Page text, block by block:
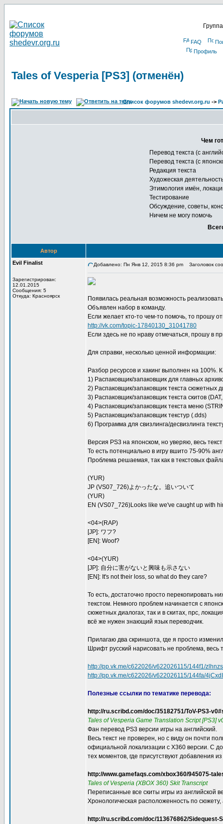
FAQ
Профиль
Tales of Vesperia [PS3] (отменён)
Список форумов shedevr.org.ru ->
Чем
Перевод текста (с
Перевод текста (с
Редакция текста
Художеская
Этимология имён,
Тестирование
Обсуждение, советы,
Ничем не могу помочь
Автор
Evil Finalist
Зарегистрирован:
12.01.2015
Сообщения: 5
Откуда: Красноярск
Добавлено: Пн Янв 12, 2015 8:36 pm Заголовок
Появилась реальная возможность
Объявлен набор в команду.
Если желает кто-то чем-то помочь, то прошу
http://vk.com/topic-17840130_31041780
Если здесь не по нраву отмечаться, прошу в
Для справки, несколько ценной информации:
Разбор ресурсов и хакинг выполнен на
1) Распаковщик/запаковщик для главных
2) Распаковщик/запаковщик текста сюжетных
3) Распаковщик/запаковщик текста скитов
4) Распаковщик/запаковщик текста меню
5) Распаковщик/запаковщик текстур (.dds)
6) Программа для свизлинга/десвизлинга
Версия PS3 на японском, но уверяю, весь
То есть потенциально в игру вшито 75-90%
Проблема решаемая, так как в текстовых
(YUR)
JP (VS07_726)よかったな。追いついて
(YUR)
EN (VS07_726)Looks like we've caught up with
<04>(RAP)
[JP]: ワフ?
[EN]: Woof?
<04>(YUR)
[JP]: 自分に害がないと興味も示さない
[EN]: It's not their loss, so what do they care?
То есть, достаточно просто перекопировать
текстом. Немного проблем начинается с
сюжетных диалогах, так и в скитах, npc,
всё же нужен знающий язык переводчик.
Прилагаю два скриншота, где я просто
Шрифт русский нарисовать не проблема, весь
http://pp.vk.me/c622026/v622026115/144f1/
http://pp.vk.me/c622026/v622026115/144fa/
Полезные ссылки по тематике перевода:
http://ru.scribd.com/doc/35182751/ToV-PS3-
Tales of Vesperia Game Translation Script [PS3]
Фан перевод PS3 версии игры на английский.
Весь текст не проверен, но с виду он почти
официальной локализации с X360 версии. С
тех моментов, где присутствуют добавления
http://www.gamefaqs.com/xbox360/945075-
Tales of Vesperia (XBOX 360) Skit Transcript
Переписанные все скиты игры из английской
Хронологическая расположенность по
http://ru.scribd.com/doc/113676862/Sidequest-